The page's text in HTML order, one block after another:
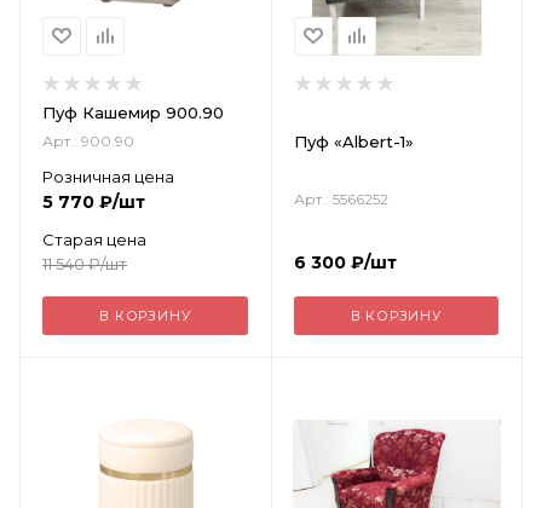
Пуф Кашемир 900.90
Арт.: 900.90
Розничная цена
5 770 ₽/шт
Старая цена
11 540₽/шт
В КОРЗИНУ
Пуф «Albert-1»
Арт.: 5566252
6 300₽/шт
В КОРЗИНУ